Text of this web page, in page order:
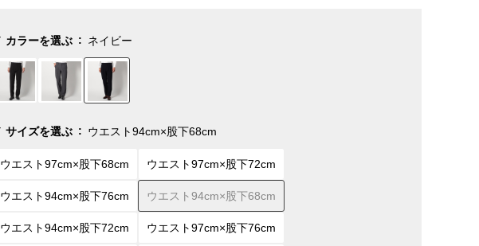
カラーを選ぶ ネイビー
サイズを選ぶ ウエスト94cm×股下68cm
ウエスト97cm×股下68cm ウエスト97cm×股下72cm
ウエスト94cm×股下76cm ウエスト94cm×股下68cm
ウエスト94cm×股下72cm ウエスト97cm×股下76cm